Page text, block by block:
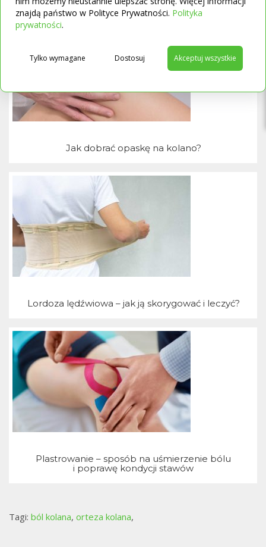
Proponowane artykuły:
Jak dobrać opaskę na kolano?
Lordoza lędźwiowa – jak ją skorygować i leczyć?
Plastrowanie – sposób na uśmierzenie bólu
i poprawę kondycji stawów
Tagi: ból kolana, orteza kolana,
znajdą państwo w Polityce Prywatności. Polityka
prywatności.
Dostosuj
Tylko wymagane Akceptuj wszystkie